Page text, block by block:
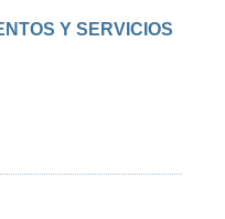
Y SERVICIOS